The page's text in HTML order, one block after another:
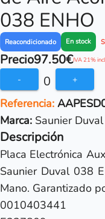
038 ENHO
Reacondicionado En stock
Precio97.50€IVA 21%
- 0 +
Referencia:
Marca: Saunier Duval
Descripción
Placa Electrónica
Saunier Duval 038
Mano. Garantizado
0010403441